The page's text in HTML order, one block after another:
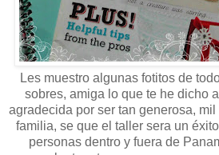
Les muestro algunas fotitos de
sobres, amiga lo que te he dicho
agradecida por ser tan generosa,
familia, se que el taller sera un
personas dentro y fuera de